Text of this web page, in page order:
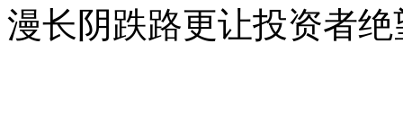
漫长阴跌路更让投资者绝